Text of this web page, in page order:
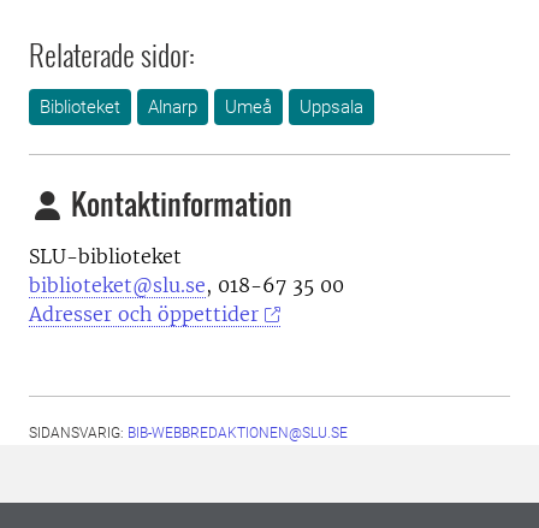
Relaterade sidor:
Biblioteket Alnarp Umeå Uppsala
Kontaktinformation
SLU-biblioteket
biblioteket@slu.se, 018-67 35 00
Adresser och öppettider
SIDANSVARIG: BIB-WEBBREDAKTIONEN@SLU.SE